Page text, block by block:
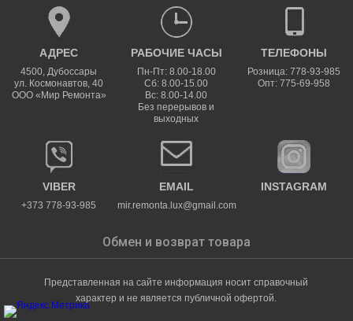
АДРЕС
4500,Дубоссары
ул. Космонавтов, 40
ООО «Мир Ремонта»
РАБОЧИЕ ЧАСЫ
Пн-Пт: 8.00-18.00
Сб: 8.00-15.00
Вс: 8.00-14.00
Без перерывов и
выходных
ТЕЛЕФОНЫ
Розница: 778-93-985
Опт: 775-69-958
VIBER
+373 778-93-985
EMAIL
mir.remonta.lux@gmail.com
INSTAGRAM
Обмен и возврат товара
Представленная на сайте информация носит справочный
характер и не является публичной офертой.